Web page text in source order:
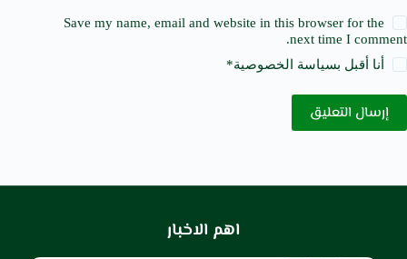
Save my name, email and website in this browser for the
next time I comment.
أنا أقبل بسياسة الخصوصية*
إرسال التعليق
اهم الاخبار